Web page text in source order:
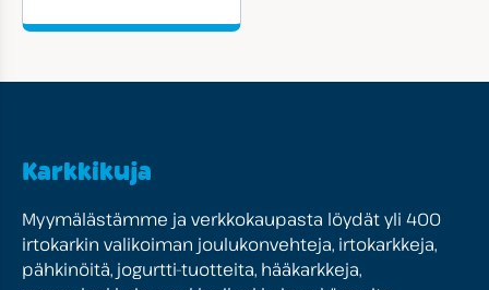
Karkkikuja
Myymälästämme ja verkkokaupasta löydät yli 400
irtokarkin valikoiman joulukonvehteja, irtokarkkeja,
pähkinöitä, jogurtti-tuotteita, hääkarkkeja,